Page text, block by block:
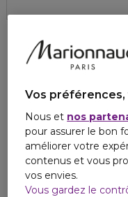
Vos
Nous et nos
pour assurer le bon
améliorer votre
contenus et vous
vos envies.
Vous gardez le